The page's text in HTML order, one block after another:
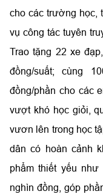
cho các trường học,
vụ công tác tuyên
Trao tặng 22 xe
đồng/suất; cùng
đồng/phần cho các
vượt khó học giỏi,
vươn lên trong học
dân có hoàn cảnh
phẩm thiết yếu
nghìn đồng, góp